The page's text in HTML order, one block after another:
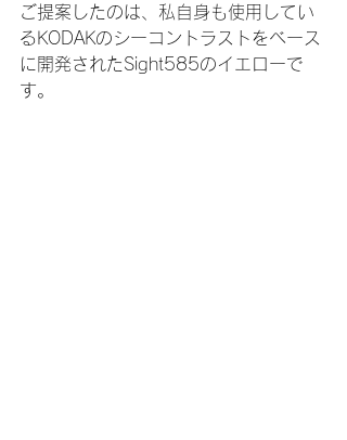
ご提案したのは、私自身も使用してい
るKODAKのシーコントラストをベース
に開発されたSight585のイエローで
す。